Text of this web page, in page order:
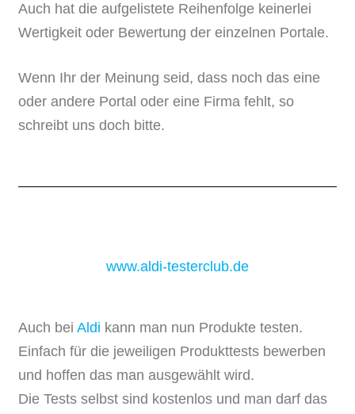
Auch hat die aufgelistete Reihenfolge keinerlei
Wertigkeit oder Bewertung der einzelnen Portale.
Wenn Ihr der Meinung seid, dass noch das eine
oder andere Portal oder eine Firma fehlt, so
schreibt uns doch bitte.
www.aldi-testerclub.de
Auch bei Aldi kann man nun Produkte testen.
Einfach für die jeweiligen Produkttests bewerben
und hoffen das man ausgewählt wird.
Die Tests selbst sind kostenlos und man darf das